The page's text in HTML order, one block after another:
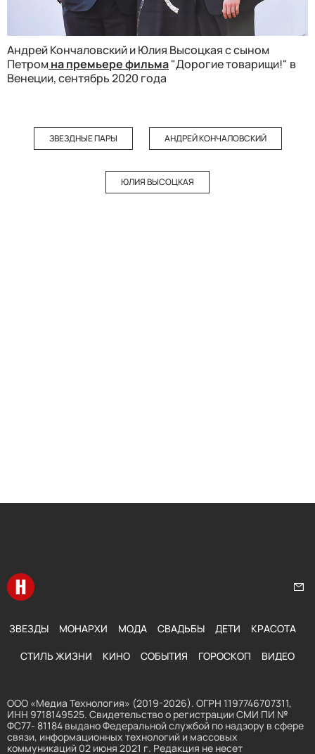
Андрей Кончаловский и Юлия Высоцкая с сыном
Петромна премьере фильма"Дорогие товарищи!" в
Венеции, сентябрь 2020 года
ЗВЕЗДНЫЕ ПАРЫ АНДРЕЙ КОНЧАЛОВСКИЙ
ЮЛИЯ ВЫСОЦКАЯ
Перейти на главную
ЗВЕЗДЫ МОНАРХИ МОДА СВАДЬБЫ ДЕТИ КРАСОТА
СТИЛЬ ЖИЗНИ КИНО СОБЫТИЯ ГОРОСКОП ВИДЕО
ООО «Медиа Технология» (2019-2026). ОГРН 1197746707311,
ИНН 9718149525. Свидетельство о регистрации СМИ ПИ №
ФС77- 81184 выдано Федеральной службой по надзору в сфере
связи, информационных технологий и массовых
коммуникаций 02 июня 2021 г. Редакция не несет